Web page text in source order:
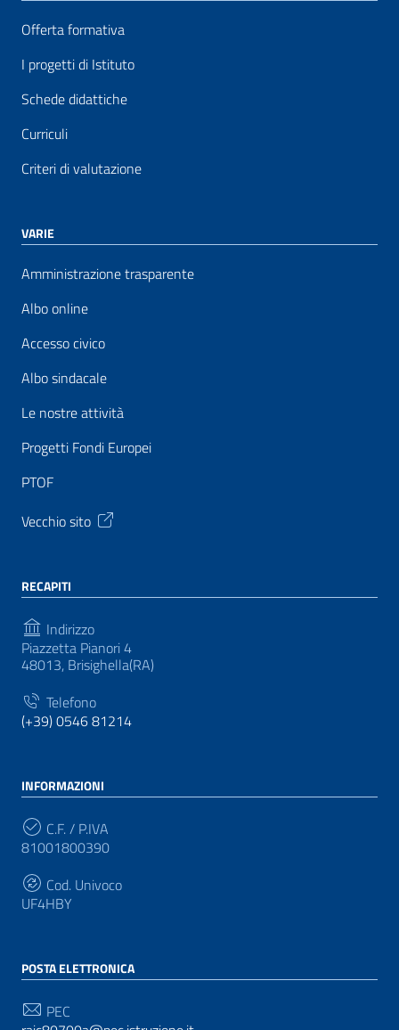
Offerta formativa
I progetti di Istituto
Schede didattiche
Curriculi
Criteri di valutazione
VARIE
Amministrazione trasparente
Albo online
Accesso civico
Albo sindacale
Le nostre attività
Progetti Fondi Europei
PTOF
Vecchio sito
RECAPITI
Indirizzo
Piazzetta Pianori 4
48013, Brisighella(RA)
Telefono
(+39) 0546 81214
INFORMAZIONI
C.F. / P.IVA
81001800390
Cod. Univoco
UF4HBY
POSTA ELETTRONICA
PEC